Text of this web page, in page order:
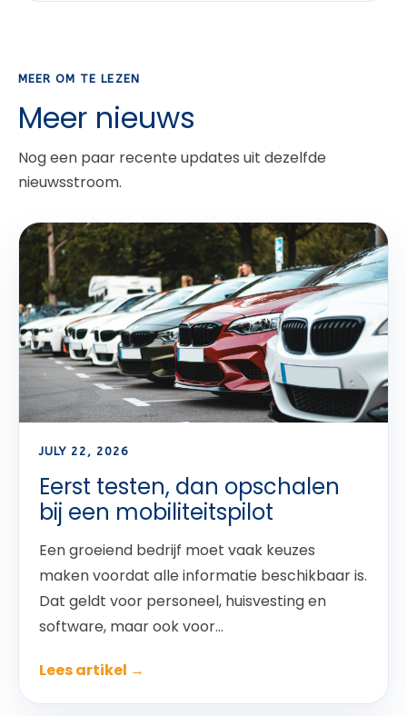
MEER OM TE LEZEN
Meer nieuws
Nog een paar recente updates uit dezelfde
nieuwsstroom.
JULY 22, 2026
Eerst testen, dan opschalen
bij een mobiliteitspilot
Een groeiend bedrijf moet vaak keuzes
maken voordat alle informatie beschikbaar is.
Dat geldt voor personeel, huisvesting en
software, maar ook voor...
Lees artikel →